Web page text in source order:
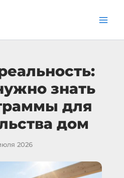
знать
для
дом
2026